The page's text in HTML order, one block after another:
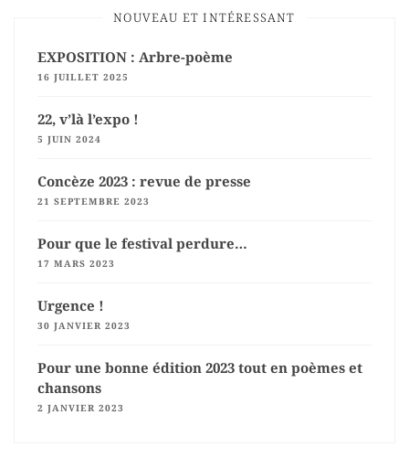
NOUVEAU ET INTÉRESSANT
EXPOSITION : Arbre-poème
16 JUILLET 2025
22, v’là l’expo !
5 JUIN 2024
Concèze 2023 : revue de presse
21 SEPTEMBRE 2023
Pour que le festival perdure…
17 MARS 2023
Urgence !
30 JANVIER 2023
Pour une bonne édition 2023 tout en poèmes et
chansons
2 JANVIER 2023